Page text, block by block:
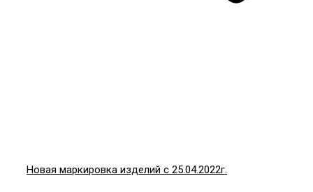
Новая маркировка изделий с 25.04.2022г.